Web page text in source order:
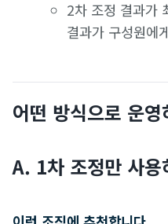
2차 조정 결과가
결과가 구성원에
어떤 방식으로 운
A. 1차 조정만 사용